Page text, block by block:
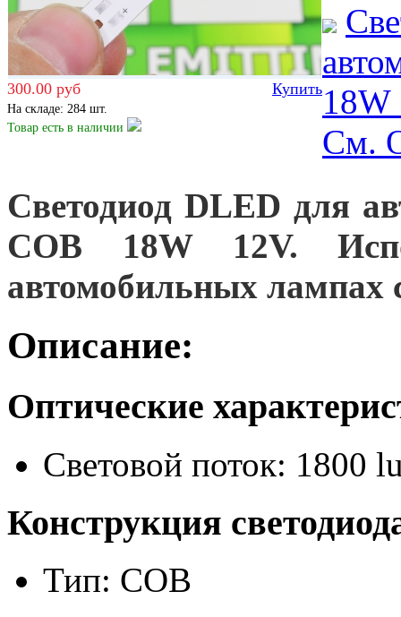
300.00 руб Купить
На складе: 284 шт.
Товар есть в наличии
Cм.
Светодиод DLED для
COB 18W 12V.
автомобильных лампах
Описание:
Оптические
Световой поток: 1800
Конструкция
Тип: COB